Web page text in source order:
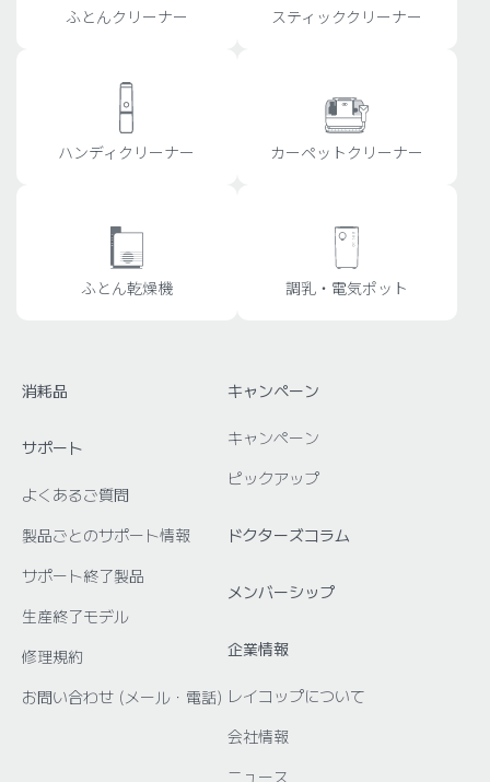
ふとんクリーナー スティッククリーナー
ハンディクリーナー カーペットクリーナー
ふとん乾燥機 調乳・電気ポット
消耗品
サポート
よくあるご質問
製品ごとのサポート情報
サポート終了製品
生産終了モデル
修理規約
お問い合わせ (メール・電話)
キャンペーン
キャンペーン
ピックアップ
ドクターズコラム
メンバーシップ
企業情報
レイコップについて
会社情報
ニュース